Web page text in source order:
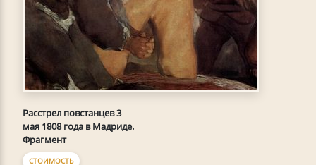
Расстрел повстанцев 3
мая 1808 года в Мадриде.
Фрагмент
СТОИМОСТЬ